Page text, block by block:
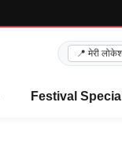
Festival Special